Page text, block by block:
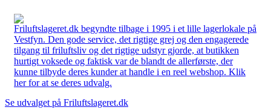
Friluftslageret.dk begyndte tilbage i 1995 i et lille lagerlokale på
Vestfyn. Den gode service, det rigtige grej og den engagerede
tilgang til friluftsliv og det rigtige udstyr gjorde, at butikken
hurtigt voksede og faktisk var de blandt de allerførste, der
kunne tilbyde deres kunder at handle i en reel webshop. Klik
her for at se deres udvalg.
Se udvalget på Friluftslageret.dk